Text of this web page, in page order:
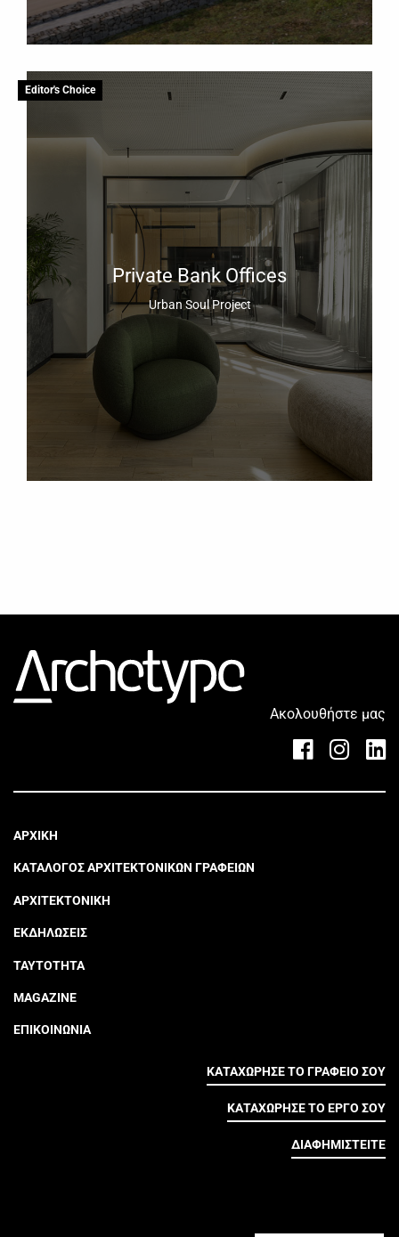
Editor's Choice
Private Bank Offices
Urban Soul Project
Ακολουθήστε μας
ΑΡΧΙΚΗ
ΚΑΤΑΛΟΓΟΣ ΑΡΧΙΤΕΚΤΟΝΙΚΩΝ ΓΡΑΦΕΙΩΝ
ΑΡΧΙΤΕΚΤΟΝΙΚΗ
ΕΚΔΗΛΩΣΕΙΣ
ΤΑΥΤΟΤΗΤΑ
MAGAZINE
ΕΠΙΚΟΙΝΩΝΙΑ
ΚΑΤΑΧΩΡΗΣΕ ΤΟ ΓΡΑΦΕΙΟ ΣΟΥ
ΚΑΤΑΧΩΡΗΣΕ ΤΟ ΕΡΓΟ ΣΟΥ
ΔΙΑΦΗΜΙΣΤΕΙΤΕ